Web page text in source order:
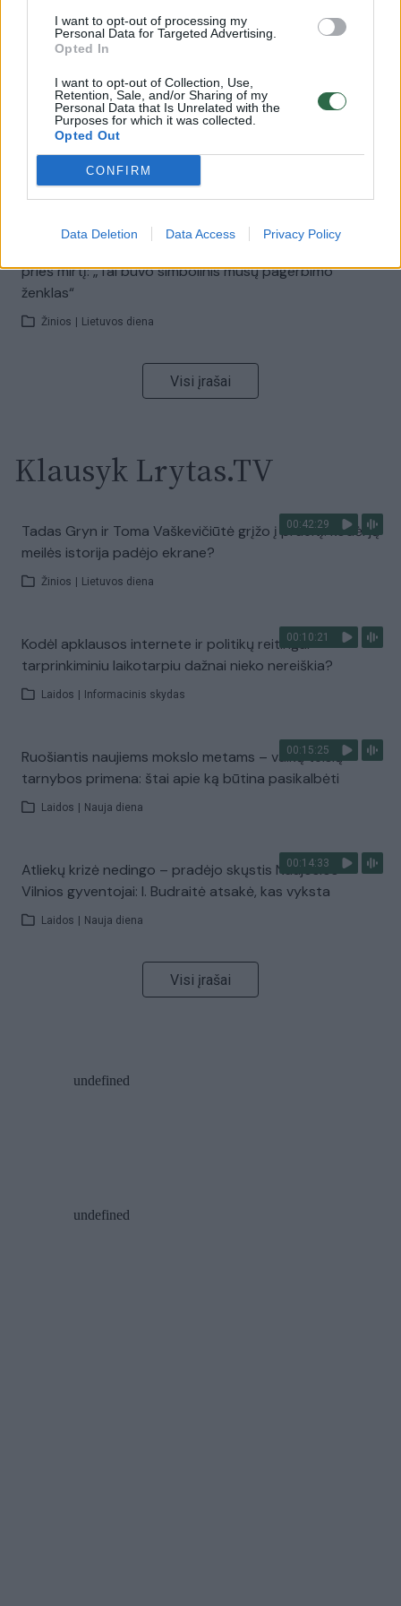
I want to opt-out of processing my
Personal Data for Targeted Advertising.
Opted In
I want to opt-out of Collection, Use,
Retention, Sale, and/or Sharing of my
Personal Data that Is Unrelated with the
Purposes for which it was collected.
Opted Out
CONFIRM
Data Deletion Data Access Privacy Policy
00:00:57
Savaitės vidurys nusimato karštas: temperatūra kils iki
32 laipsnių šilumos
V. Zalužno pasisakymą laiko bandymu įsitvirtinti
Ukrainos politikoje: jis yra neteisus
Laidos | Nauja diena
00:05:25
prieš mirtį: „Tai buvo simbolinis mūsų pagerbimo
ženklas“
Žinios Lietuvos diena
Visi įrašai
Klausyk Lrytas.TV
00:42:29
Tadas Gryn ir Toma Vaškevičiūtė grįžo į praeitį: kodėl jų
meilės istorija padėjo ekrane?
Žinios Lietuvos diena
00:10:21
Kodėl apklausos internete ir politikų reitingai
tarprinkiminiu laikotarpiu dažnai nieko nereiškia?
Laidos Informacinis skydas
00:15:25
Ruošiantis naujiems mokslo metams – vaikų teisių
tarnybos primena: štai apie ką būtina pasikalbėti
Laidos Nauja diena
00:14:33
Atliekų krizė nedingo – pradėjo skųstis Naujosios
Vilnios gyventojai: I. Budraitė atsakė, kas vyksta
Laidos Nauja diena
Visi įrašai